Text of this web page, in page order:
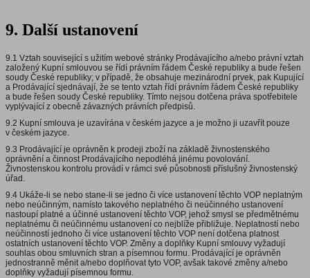
9. Další ustanovení
9.1 Vztah související s užitím webové stránky Prodávajícího a/nebo právní vztah
založený Kupní smlouvou se řídí právním řádem České republiky a bude řešen
soudy České republiky; v případě, že obsahuje mezinárodní prvek, pak Kupující
a Prodávající sjednávají, že se tento vztah řídí právním řádem České republiky
a bude řešen soudy České republiky. Tímto nejsou dotčena práva spotřebitele
vyplývající z obecně závazných právních předpisů.
9.2 Kupní smlouva je uzavírána v českém jazyce a je možno ji uzavřít pouze
v českém jazyce.
9.3 Prodávající je oprávněn k prodeji zboží na základě živnostenského
oprávnění a činnost Prodávajícího nepodléhá jinému povolování.
Živnostenskou kontrolu provádí v rámci své působnosti příslušný živnostenský
úřad.
9.4 Ukáže-li se nebo stane-li se jedno či více ustanovení těchto VOP neplatným
nebo neúčinným, namísto takového neplatného či neúčinného ustanovení
nastoupí platné a účinné ustanovení těchto VOP, jehož smysl se předmětnému
neplatnému či neúčinnému ustanovení co nejblíže přibližuje. Neplatností nebo
neúčinností jednoho či více ustanovení těchto VOP není dotčena platnost
ostatních ustanovení těchto VOP. Změny a doplňky Kupní smlouvy vyžadují
souhlas obou smluvních stran a písemnou formu. Prodávající je oprávněn
jednostranně měnit a/nebo doplňovat tyto VOP, avšak takové změny a/nebo
doplňky vyžadují písemnou formu.